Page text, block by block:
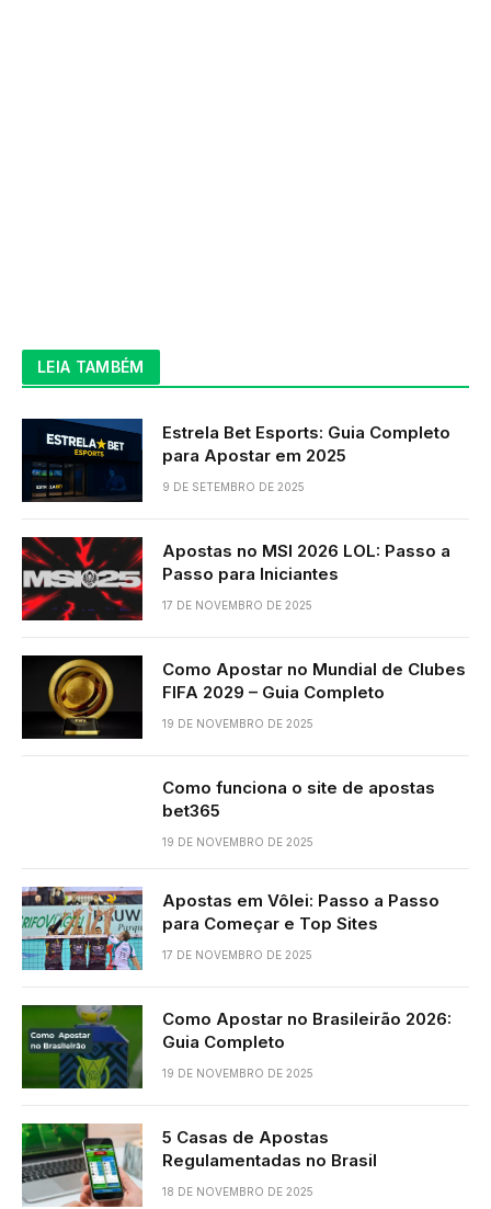
LEIA TAMBÉM
Estrela Bet Esports: Guia Completo
para Apostar em 2025
9 DE SETEMBRO DE 2025
Apostas no MSI 2026 LOL: Passo a
Passo para Iniciantes
17 DE NOVEMBRO DE 2025
Como Apostar no Mundial de Clubes
FIFA 2029 – Guia Completo
19 DE NOVEMBRO DE 2025
Como funciona o site de apostas
bet365
19 DE NOVEMBRO DE 2025
Apostas em Vôlei: Passo a Passo
para Começar e Top Sites
17 DE NOVEMBRO DE 2025
Como Apostar no Brasileirão 2026:
Guia Completo
19 DE NOVEMBRO DE 2025
5 Casas de Apostas
Regulamentadas no Brasil
18 DE NOVEMBRO DE 2025